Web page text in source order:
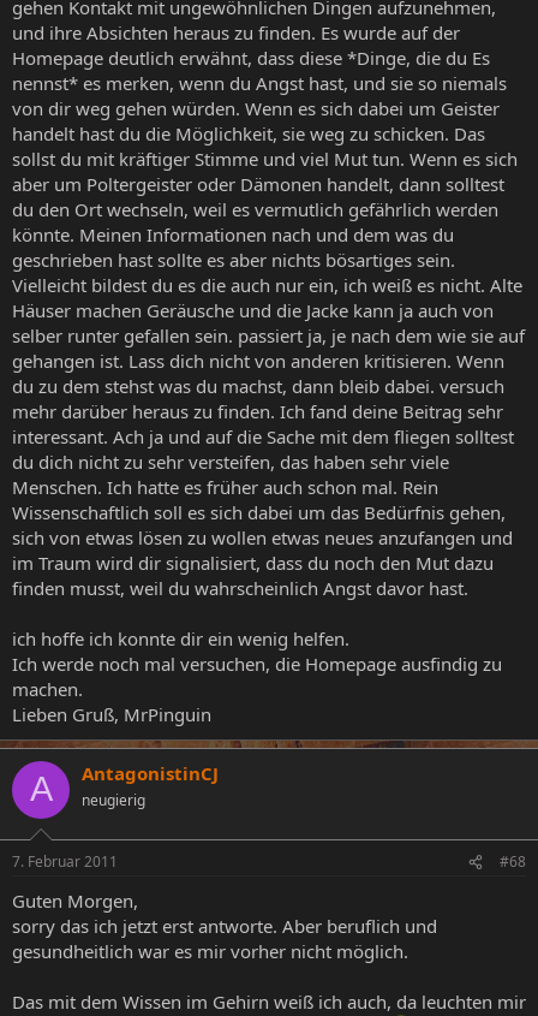
gehen Kontakt mit ungewöhnlichen Dingen aufzunehmen,
und ihre Absichten heraus zu finden. Es wurde auf der
Homepage deutlich erwähnt, dass diese *Dinge, die du Es
nennst* es merken, wenn du Angst hast, und sie so niemals
von dir weg gehen würden. Wenn es sich dabei um Geister
handelt hast du die Möglichkeit, sie weg zu schicken. Das
sollst du mit kräftiger Stimme und viel Mut tun. Wenn es sich
aber um Poltergeister oder Dämonen handelt, dann solltest
du den Ort wechseln, weil es vermutlich gefährlich werden
könnte. Meinen Informationen nach und dem was du
geschrieben hast sollte es aber nichts bösartiges sein.
Vielleicht bildest du es die auch nur ein, ich weiß es nicht. Alte
Häuser machen Geräusche und die Jacke kann ja auch von
selber runter gefallen sein. passiert ja, je nach dem wie sie auf
gehangen ist. Lass dich nicht von anderen kritisieren. Wenn
du zu dem stehst was du machst, dann bleib dabei. versuch
mehr darüber heraus zu finden. Ich fand deine Beitrag sehr
interessant. Ach ja und auf die Sache mit dem fliegen solltest
du dich nicht zu sehr versteifen, das haben sehr viele
Menschen. Ich hatte es früher auch schon mal. Rein
Wissenschaftlich soll es sich dabei um das Bedürfnis gehen,
sich von etwas lösen zu wollen etwas neues anzufangen und
im Traum wird dir signalisiert, dass du noch den Mut dazu
finden musst, weil du wahrscheinlich Angst davor hast.
ich hoffe ich konnte dir ein wenig helfen.
Ich werde noch mal versuchen, die Homepage ausfindig zu
machen.
Lieben Gruß, MrPinguin
A AntagonistinCJ
neugierig
7. Februar 2011 #68
Guten Morgen,
sorry das ich jetzt erst antworte. Aber beruflich und
gesundheitlich war es mir vorher nicht möglich.
Das mit dem Wissen im Gehirn weiß ich auch, da leuchten mir